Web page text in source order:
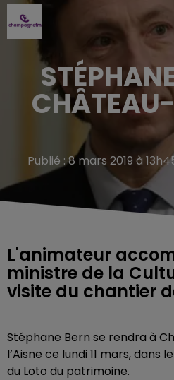
Publié : 8 mars 2019 à
L'animateur
ministre de la
visite du chantier
Stéphane Bern se rendra à
l’Aisne ce lundi 11 mars, dans
du Loto du patrimoine.